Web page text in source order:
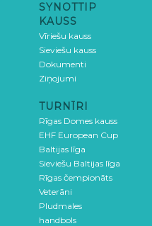
SYNOTTIP
KAUSS
Vīriešu kauss
Sieviešu kauss
Dokumenti
Ziņojumi
TURNĪRI
Rīgas Domes kauss
EHF European Cup
Baltijas līga
Sieviešu Baltijas līga
Rīgas čempionāts
Veterāni
Pludmales
handbols